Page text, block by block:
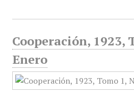
Cooperación, 1923,
Enero